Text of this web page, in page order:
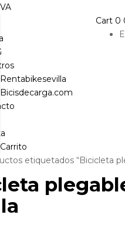
Rentabikesevilla
Bicisdecarga.com
Carrito
Cart 0
etiquetados “Bicicleta